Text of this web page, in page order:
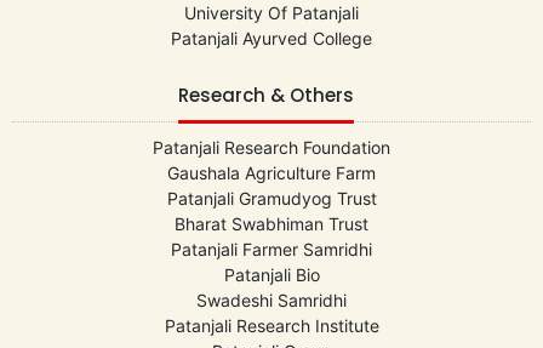
University Of Patanjali
Patanjali Ayurved College
Research & Others
Patanjali Research Foundation
Gaushala Agriculture Farm
Patanjali Gramudyog Trust
Bharat Swabhiman Trust
Patanjali Farmer Samridhi
Patanjali Bio
Swadeshi Samridhi
Patanjali Research Institute